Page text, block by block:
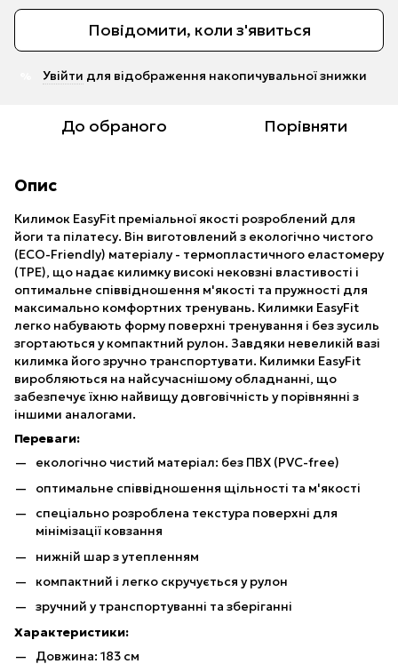
Повідомити, коли з'явиться
Увійти для відображення накопичувальної знижки
До обраного Порівняти
Опис
Килимок EasyFit преміальної якості розроблений для
йоги та пілатесу. Він виготовлений з екологічно чистого
(ECO-Friendly) матеріалу - термопластичного еластомеру
(TPE), що надає килимку високі нековзні властивості і
оптимальне співвідношення м'якості та пружності для
максимально комфортних тренувань. Килимки EasyFit
легко набувають форму поверхні тренування і без зусиль
згортаються у компактний рулон. Завдяки невеликій вазі
килимка його зручно транспортувати. Килимки EasyFit
виробляються на найсучаснішому обладнанні, що
забезпечує їхню найвищу довговічність у порівнянні з
іншими аналогами.
Переваги:
екологічно чистий матеріал: без ПВХ (PVC-free)
оптимальне співвідношення щільності та м'якості
спеціально розроблена текстура поверхні для
мінімізації ковзання
нижній шар з утепленням
компактний і легко скручується у рулон
зручний у транспортуванні та зберіганні
Характеристики:
Довжина: 183 см